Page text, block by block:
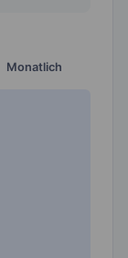
Monatlich